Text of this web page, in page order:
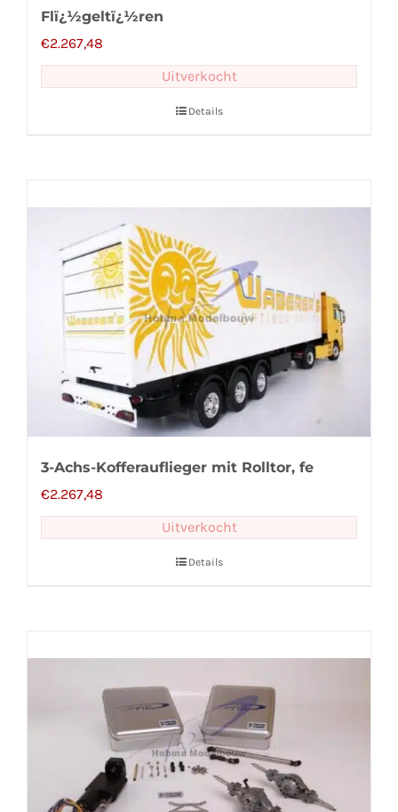
Flï¿½geltï¿½ren
€2.267,48
Uitverkocht
Details
3-Achs-Kofferauflieger mit Rolltor, fe
€2.267,48
Uitverkocht
Details